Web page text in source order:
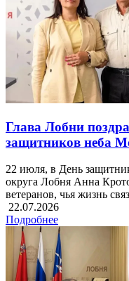
Глава Лобни
защитников неба
22 июля, в День
округа Лобня Анна
ветеранов, чья жизнь
22.07.2026
Подробнее